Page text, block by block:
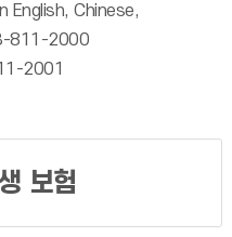
English, Chinese,
811-2000
2001
보험